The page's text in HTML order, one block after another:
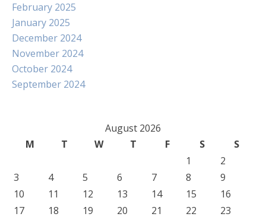
February 2025
January 2025
December 2024
November 2024
October 2024
September 2024
August 2026
M
T W T F S
S
1
2
3
4 5 6 7 8
9
10
11 12 13 14 15
16
17
18 19 20 21 22
23